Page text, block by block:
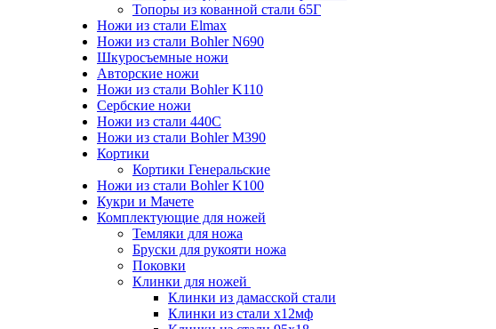
Топоры из кованной стали 65Г
Ножи из стали Elmax
Ножи из стали Bohler N690
Шкуросъемные ножи
Авторские ножи
Ножи из стали Bohler K110
Сербские ножи
Ножи из стали 440С
Ножи из стали Bohler M390
Кортики
Кортики Генеральские
Ножи из стали Bohler K100
Кукри и Мачете
Комплектующие для ножей
Темляки для ножа
Бруски для рукояти ножа
Поковки
Клинки для ножей
Клинки из дамасской стали
Клинки из стали х12мф